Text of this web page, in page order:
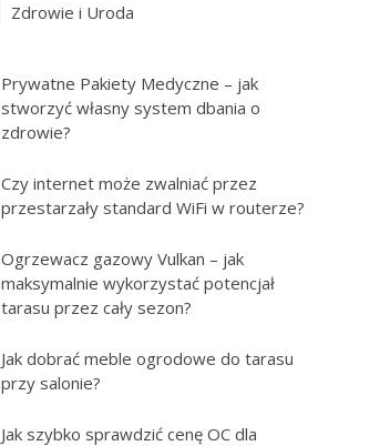
Zdrowie i Uroda
Prywatne Pakiety Medyczne – jak
stworzyć własny system dbania o
zdrowie?
Czy internet może zwalniać przez
przestarzały standard WiFi w routerze?
Ogrzewacz gazowy Vulkan – jak
maksymalnie wykorzystać potencjał
tarasu przez cały sezon?
Jak dobrać meble ogrodowe do tarasu
przy salonie?
Jak szybko sprawdzić cenę OC dla